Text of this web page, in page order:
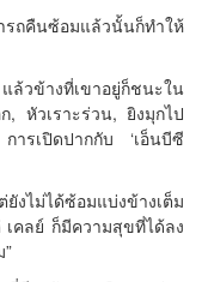
ถคืนซ้อมแล้วนั้นก็ทำให้
ล้วข้างที่เขาอยู่ก็ชนะใน
, หัวเราะร่วน, ยิงมุกไป
รเปิดปากกับ ‘เอ็นบีซี
งไม่ได้ซ้อมแบ่งข้างเต็ม
เคลย์ ก็มีความสุขที่ได้ลง